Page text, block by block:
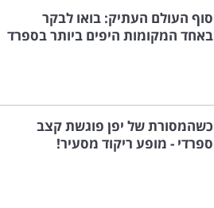
סוף העולם העתיק: בואו לבקר
באחד המקומות היפים ביותר בספרד
כשהמסורת של יפן פוגשת קצב
ספרדי - מופע ריקוד מסעיר!